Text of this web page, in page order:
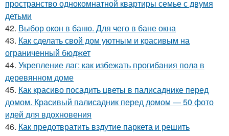
пространство однокомнатной квартиры семье с двумя
детьми
42. Выбор окон в баню. Для чего в бане окна
43. Как сделать свой дом уютным и красивым на
ограниченный бюджет
44. Укрепление лаг: как избежать прогибания пола в
деревянном доме
45. Как красиво посадить цветы в палисаднике перед
домом. Красивый палисадник перед домом — 50 фото
идей для вдохновения
46. Как предотвратить вздутие паркета и решить